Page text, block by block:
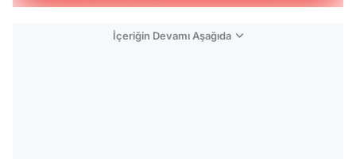
İçeriğin Devamı Aşağıda